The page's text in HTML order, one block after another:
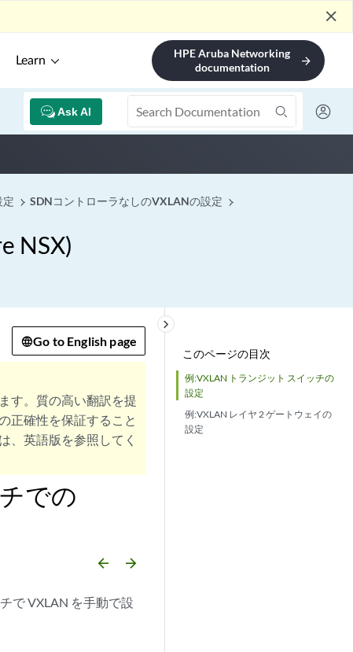
close
Learn
HPE Aruba Networking
documentation
arrow_forward
Ask AI
定 SDNコントローラなしのVXLANの設定
NSX)
このページの目次
例:VXLAN トランジット スイッチの
設定
例:VXLAN レイヤ 2 ゲートウェイの
設定
keyboard_arrow_right
Go to English page
す。質の高い翻訳を提
正確性を保証すること
、英語版を参照してく
での
arrow_backward arrow_forward
で VXLAN を手動で設